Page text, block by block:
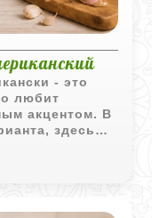
- это
любит
акцентом. В
здесь
а
духовке под